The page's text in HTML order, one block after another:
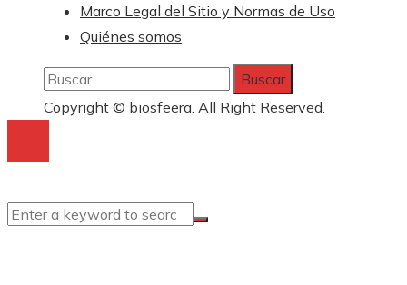
Marco Legal del Sitio y Normas de Uso
Quiénes somos
Buscar:
Copyright © biosfeera. All Right Reserved.